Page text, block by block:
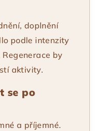
doplnění
podle intenzity
by
aktivity.
se po
a příjemné.